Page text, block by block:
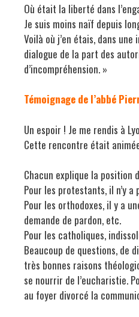
Où était la liberté dans
Je suis moins naïf depuis
Voilà où j’en étais, dans
dialogue de la part des
d’incompréhension. »
Témoignage de l’abbé
Un espoir ! Je me rendis à
Cette rencontre était
Chacun explique la position
Pour les protestants, il n’y
Pour les orthodoxes, il y a
demande de pardon, etc.
Pour les catholiques,
Beaucoup de questions, de
très bonnes raisons
se nourrir de l’eucharistie.
au foyer divorcé la